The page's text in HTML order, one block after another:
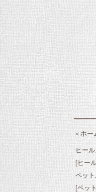
＜ホー
ヒー
[ヒー
ペッ
[ペッ